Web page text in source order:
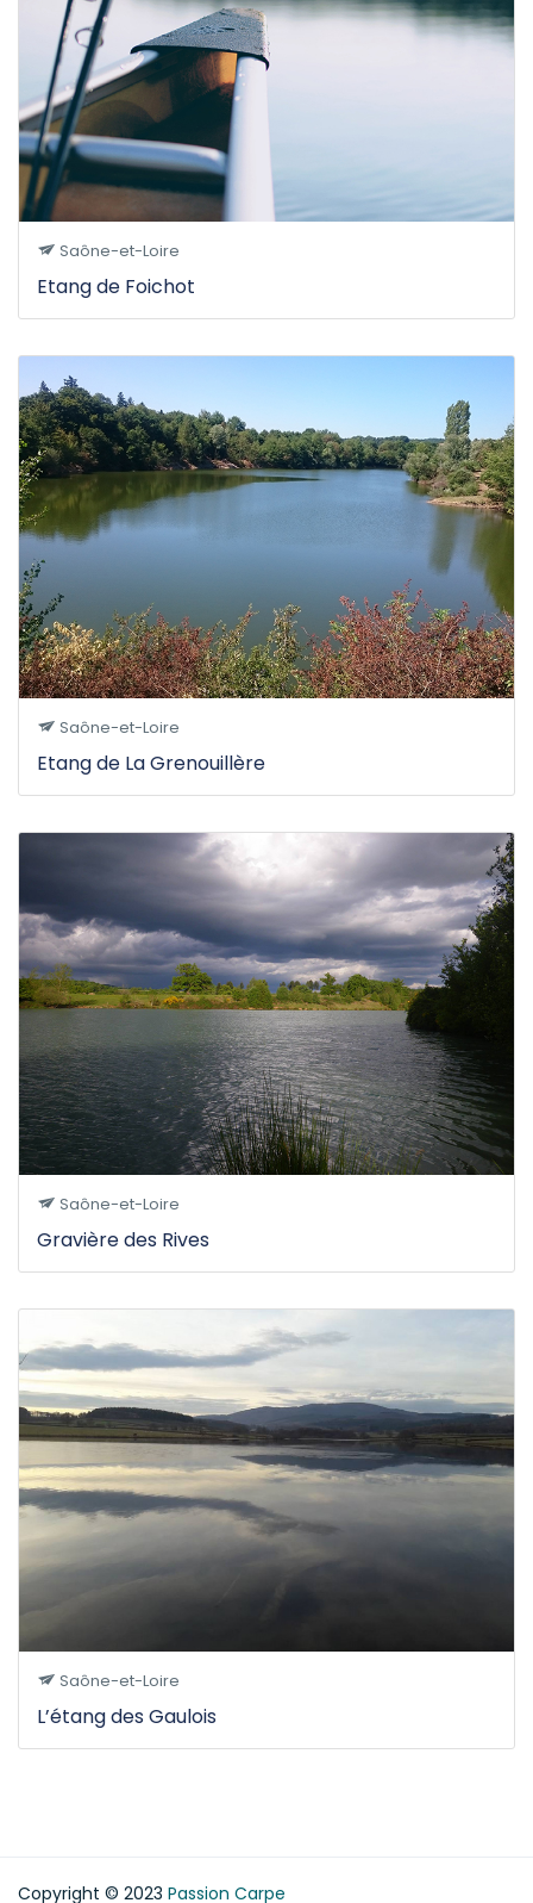
Saône-et-Loire
Etang de Foichot
Saône-et-Loire
Etang de La Grenouillère
Saône-et-Loire
Gravière des Rives
Saône-et-Loire
L’étang des Gaulois
Etang carpe Picardie
Etang carpe Somme
Copyright © 2023 Passion Carpe